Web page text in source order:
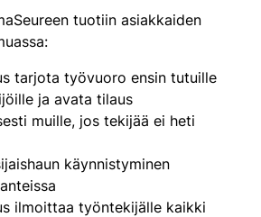
tuotiin asiakkaiden
tarjota työvuoro ensin tutuille
ja avata tilaus
muille, jos tekijää ei heti
käynnistyminen
ilmoittaa työntekijälle kaikki